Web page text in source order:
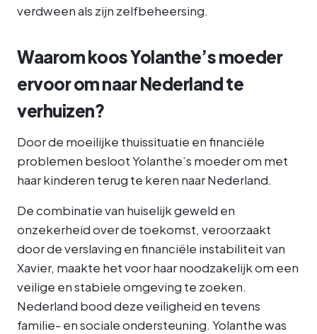
verdween als zijn zelfbeheersing.
Waarom koos Yolanthe’s moeder
ervoor om naar Nederland te
verhuizen?
Door de moeilijke thuissituatie en financiële
problemen besloot Yolanthe’s moeder om met
haar kinderen terug te keren naar Nederland.
De combinatie van huiselijk geweld en
onzekerheid over de toekomst, veroorzaakt
door de verslaving en financiële instabiliteit van
Xavier, maakte het voor haar noodzakelijk om een
veilige en stabiele omgeving te zoeken.
Nederland bood deze veiligheid en tevens
familie- en sociale ondersteuning. Yolanthe was